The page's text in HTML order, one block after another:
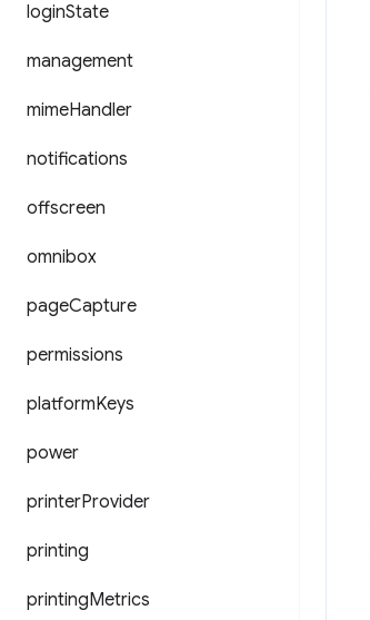
loginState
management
mimeHandler
notifications
offscreen
omnibox
pageCapture
permissions
platformKeys
power
printerProvider
printing
printingMetrics